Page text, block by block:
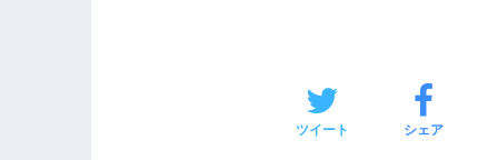
ツイート シェア